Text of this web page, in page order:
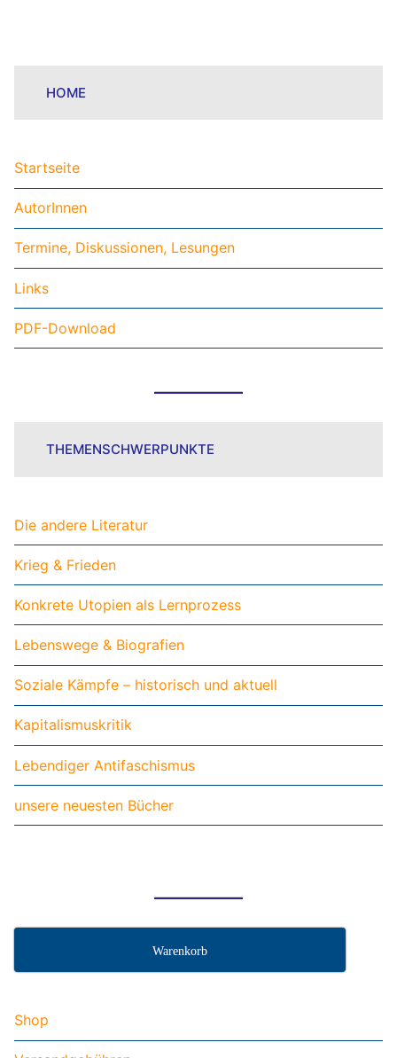
HOME
Startseite
AutorInnen
Termine, Diskussionen, Lesungen
Links
PDF-Download
THEMENSCHWERPUNKTE
Die andere Literatur
Krieg & Frieden
Konkrete Utopien als Lernprozess
Lebenswege & Biografien
Soziale Kämpfe – historisch und aktuell
Kapitalismuskritik
Lebendiger Antifaschismus
unsere neuesten Bücher
Warenkorb
Shop